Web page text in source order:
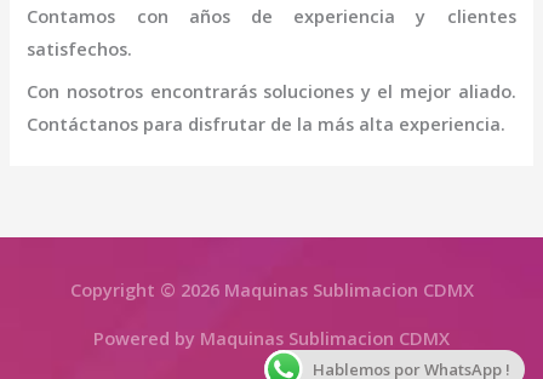
Contamos con años de experiencia y clientes
satisfechos.
Con nosotros encontrarás soluciones y el mejor aliado.
Contáctanos para disfrutar de la más alta experiencia.
Copyright © 2026 Maquinas Sublimacion CDMX
Powered by Maquinas Sublimacion CDMX
Hablemos por WhatsApp !